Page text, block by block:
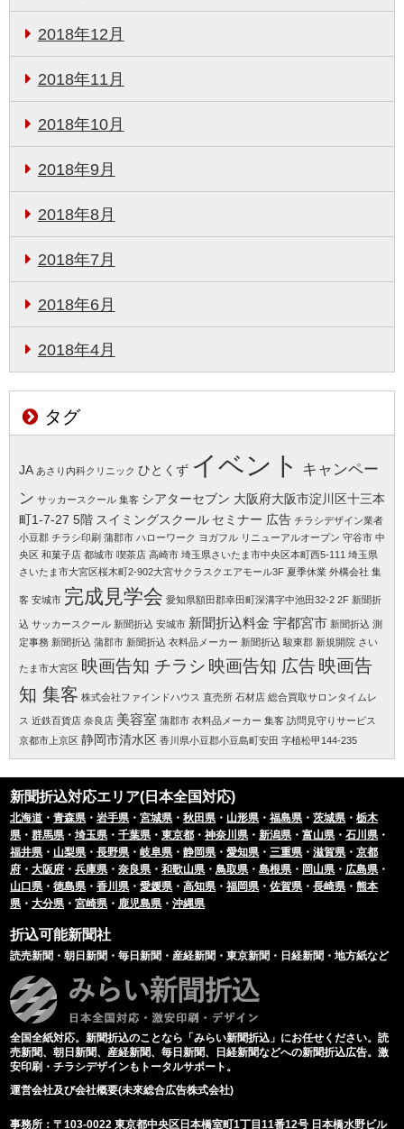
2018年12月
2018年11月
2018年10月
2018年9月
2018年8月
2018年7月
2018年6月
2018年4月
タグ
JA あさり内科クリニック ひとくず イベント
キャンペー
ン サッカースクール 集客 シアターセブン 大阪府大阪市淀川区十三本
町1-7-27 5階 スイミングスクール セミナー 広告 チラシデザイン業者
小豆郡 チラシ印刷 蒲郡市 ハローワーク ヨガフル リニューアルオープン 守谷市 中
央区 和菓子店 都城市 喫茶店 高崎市 埼玉県さいたま市中央区本町西5-111 埼玉県
さいたま市大宮区桜木町2-902大宮サクラスクエアモール3F 夏季休業 外構会社 集
客 安城市 完成見学会 愛知県額田郡幸田町深溝字中池田32-2 2F 新聞折
込 サッカースクール 新聞折込 安城市 新聞折込料金 宇都宮市 新聞折込 測
定事務 新聞折込 蒲郡市 新聞折込 衣料品メーカー 新聞折込 駿東郡 新規開院 さい
たま市大宮区 映画告知 チラシ 映画告知 広告映画告
知 集客 株式会社ファインドハウス 直売所 石材店 総合買取サロンタイムレ
ス 近鉄百貨店 奈良店 美容室 蒲郡市 衣料品メーカー 集客 訪問見守りサービス
京都市上京区 静岡市清水区 香川県小豆郡小豆島町安田 字植松甲144-235
新聞折込対応エリア(日本全国対応)
北海道 ・青森県 ・岩手県 ・宮城県 ・秋田県 ・ 山形県 ・福島県 ・茨城県 ・栃木
県 ・群馬県 ・埼玉県 ・千葉県 ・東京都 ・神奈川県 ・新潟県 ・富山県 ・石川県 ・
福井県 ・ 山梨県 ・長野県 ・岐阜県 ・静岡県 ・愛知県 ・ 三重県 ・滋賀県 ・京都
府 ・大阪府 ・兵庫県 ・奈良県 ・和歌山県 ・鳥取県 ・島根県 ・ 岡山県 ・ 広島県 ・
山口県 ・徳島県 ・香川県 ・愛媛県 ・高知県 ・福岡県 ・佐賀県 ・長崎県 ・熊本
県 ・大分県 ・宮崎県 ・ 鹿児島県 ・沖縄県
折込可能新聞社
読売新聞・朝日新聞・毎日新聞・産経新聞・東京新聞・日経新聞・地方紙など
全国全紙対応。新聞折込のことなら「みらい新聞折込」にお任せください。読
売新聞、朝日新聞、産経新聞、毎日新聞、日経新聞などへの新聞折込広告。激
安印刷・チラシデザインもトータルサポート。
運営会社及び会社概要(未來総合広告株式会社)
事務所：〒103-0022 東京都中央区日本橋室町1丁目11番12号 日本橋水野ビル